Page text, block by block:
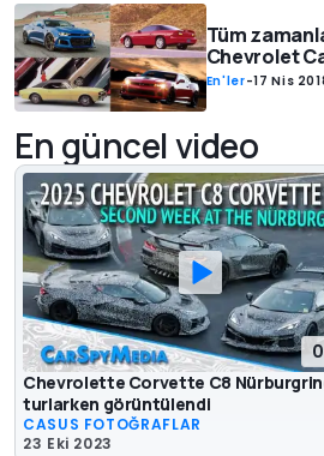
Tüm
Chevrolet
En'ler-17 Nis
En güncel video
Chevrolette Corvette C8
turlarken görüntülendi
CASUS FOTOĞRAFLAR
23 Eki 2023